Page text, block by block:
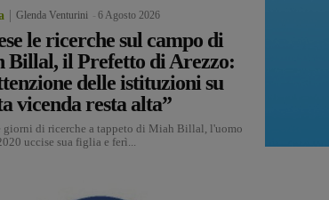
Glenda Venturini 6 Agosto 2026
le ricerche sul campo di
Billal, il Prefetto di Arezzo:
delle istituzioni su
vicenda resta alta”
giorni di ricerche a tappeto di Miah Billal, l'uomo
uccise sua figlia e ferì...